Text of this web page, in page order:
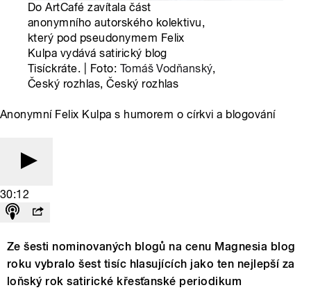
Do ArtCafé zavítala část
anonymního autorského kolektivu,
který pod pseudonymem Felix
Kulpa vydává satirický blog
Tisíckráte. | Foto: Tomáš Vodňanský,
Český rozhlas, Český rozhlas
Anonymní Felix Kulpa s humorem o církvi a blogování
30:12
Ze šesti nominovaných blogů na cenu Magnesia blog
roku vybralo šest tisíc hlasujících jako ten nejlepší za
loňský rok satirické křesťanské periodikum